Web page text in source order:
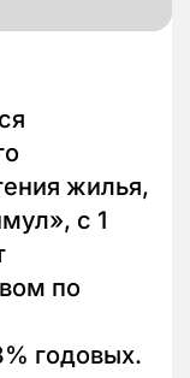
жилья,
с 1
по
годовых.